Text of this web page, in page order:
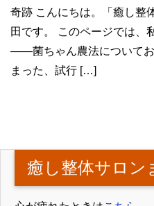
奇跡 こんにちは。「癒し整
田です。 このページでは、
――菌ちゃん農法について
まった、試行 […]
癒し整体サロン